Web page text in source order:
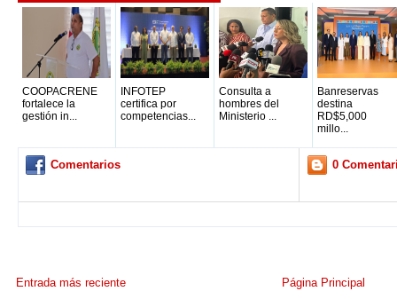
COOPACRENE
fortalece la
gestión in...
INFOTEP
certifica por
competencias...
Consulta a
hombres del
Ministerio ...
Banreservas
destina
RD$5,000
millo...
Comentarios 0
Entrada más reciente Página Principal